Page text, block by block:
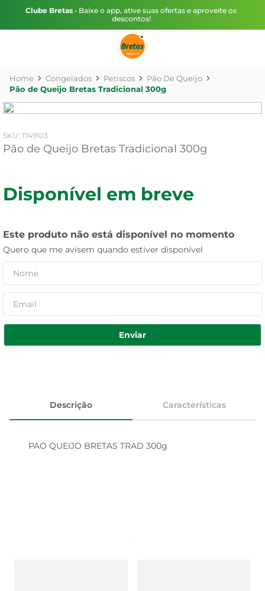
Clube Bretas • Baixe o app, ative suas ofertas e aproveite os
descontos!
Congelados Petiscos
Pão De Queijo
Pão de Queijo Bretas Tradicional 300g
: 1749103
Pão de Queijo Bretas Tradicional 300g
Disponível em breve
Este produto não está disponível no momento
Quero que me avisem quando estiver disponível
Enviar
Descrição Características
PAO QUEIJO BRETAS TRAD 300g